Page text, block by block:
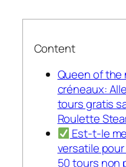
Content
Queen of the
créneaux:
tours gratis
Roulette
Est-t-le
versatile pour
50 tours non